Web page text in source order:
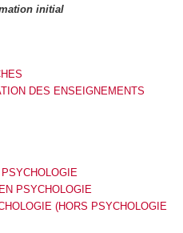
initial
DES ENSEIGNEMENTS
PSYCHOLOGIE
(HORS PSYCHOLOGIE